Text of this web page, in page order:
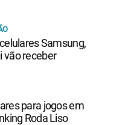
Samsung,
vão receber
para jogos em
Roda Liso